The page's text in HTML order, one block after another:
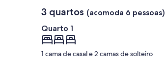
3 quartos (acomoda 6 pessoas)
Quarto 1
1 cama de casal e 2 camas de solteiro